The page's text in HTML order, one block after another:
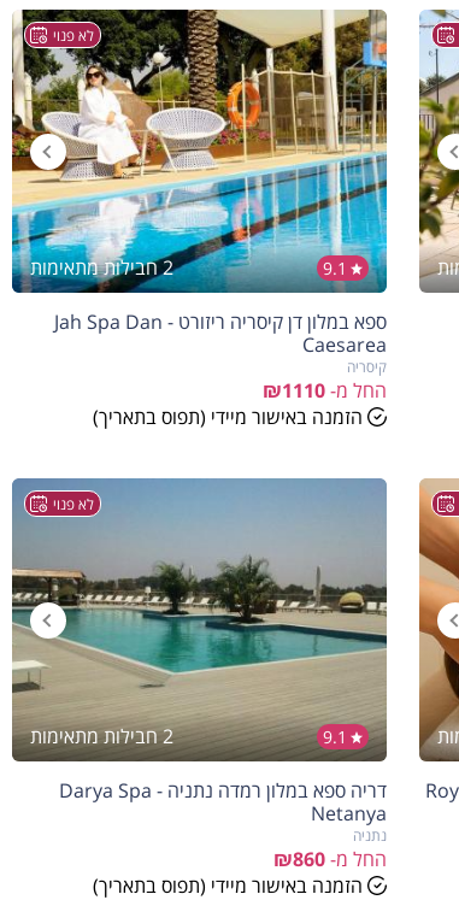
לא פנוי
9.1 2 חבילות מתאימות
ספא במלון דן קיסריה ריזורט - Jah Spa Dan
Caesarea
קיסריה
החל מ-₪1110
הזמנה באישור מיידי (תפוס בתאריך)
לא פנוי
9.1 2 חבילות מתאימות
דריה ספא במלון רמדה נתניה - Darya Spa
Netanya
נתניה
החל מ-₪860
הזמנה באישור מיידי (תפוס בתאריך)